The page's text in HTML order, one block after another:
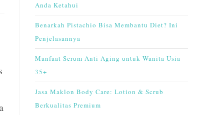
Anda Ketahui
Benarkah Pistachio Bisa Membantu Diet? Ini
Penjelasannya
Manfaat Serum Anti Aging untuk Wanita Usia
35+
Jasa Maklon Body Care: Lotion & Scrub
Berkualitas Premium